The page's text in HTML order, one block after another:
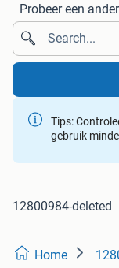
Probeer een
Tips:
gebruik
12800984-deleted
Home